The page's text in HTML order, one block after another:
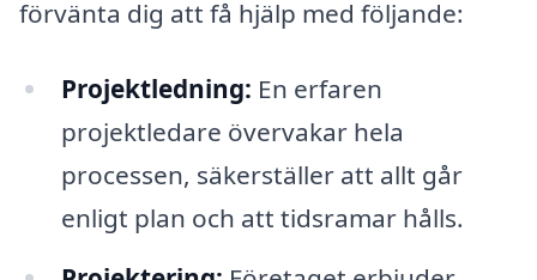
förvänta dig att få hjälp med följande:
Projektledning: En erfaren
projektledare övervakar hela
processen, säkerställer att allt går
enligt plan och att tidsramar hålls.